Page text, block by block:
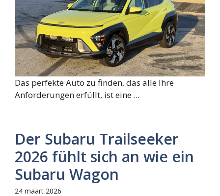
Das perfekte Auto zu finden, das alle Ihre
Anforderungen erfüllt, ist eine ...
Der Subaru Trailseeker
2026 fühlt sich an wie ein
Subaru Wagon
24 maart 2026